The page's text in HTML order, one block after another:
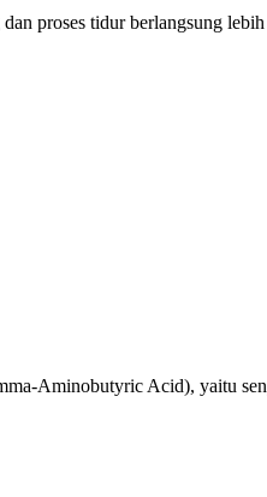
proses tidur berlangsung lebih
Aminobutyric Acid), yaitu